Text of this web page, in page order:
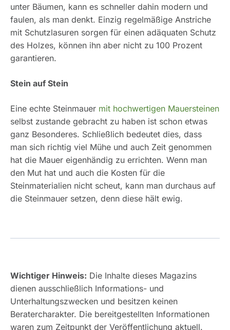
unter Bäumen, kann es schneller dahin modern und
faulen, als man denkt. Einzig regelmäßige Anstriche
mit Schutzlasuren sorgen für einen adäquaten Schutz
des Holzes, können ihn aber nicht zu 100 Prozent
garantieren.
Stein auf Stein
Eine echte Steinmauer mit hochwertigen Mauersteinen
selbst zustande gebracht zu haben ist schon etwas
ganz Besonderes. Schließlich bedeutet dies, dass
man sich richtig viel Mühe und auch Zeit genommen
hat die Mauer eigenhändig zu errichten. Wenn man
den Mut hat und auch die Kosten für die
Steinmaterialien nicht scheut, kann man durchaus auf
die Steinmauer setzen, denn diese hält ewig.
Wichtiger Hinweis: Die Inhalte dieses Magazins
dienen ausschließlich Informations- und
Unterhaltungszwecken und besitzen keinen
Beratercharakter. Die bereitgestellten Informationen
waren zum Zeitpunkt der Veröffentlichung aktuell.